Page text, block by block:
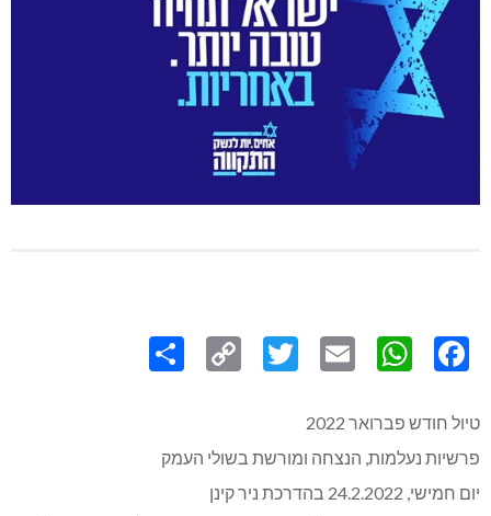
Link
טיול חודש פברואר 2022
פרשיות נעלמות, הנצחה ומורשת בשולי העמק
יום חמישי, 24.2.2022 בהדרכת ניר קינן